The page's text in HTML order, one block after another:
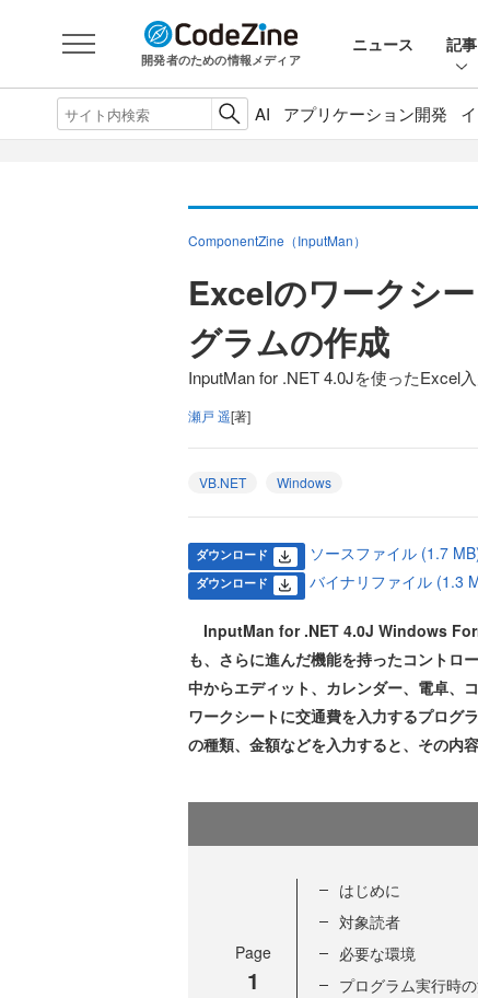
開発者のための情報メディア
ニュース 記事
AI アプリケーション開発
ComponentZine（InputMan）
Excelのワークシ
グラムの作成
InputMan for .NET 4.0Jを使ったExcel
瀬戸 遥[著]
VB.NET Windows
ダウンロード ソースファイル (1.7
ダウンロード バイナリファイル (1.3
InputMan for .NET 4.0J Windows
も、さらに進んだ機能を持ったコントロ
中からエディット、カレンダー、電卓、
ワークシートに交通費を入力するプログ
の種類、金額などを入力すると、その内
Page
1
はじめに
対象読者
必要な環境
プログラム実行時